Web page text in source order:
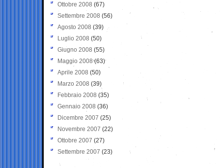
Ottobre 2008 (67)
Settembre 2008 (56)
Agosto 2008 (39)
Luglio 2008 (50)
Giugno 2008 (55)
Maggio 2008(63)
Aprile 2008 (50)
Marzo 2008 (39)
Febbraio 2008 (35)
Gennaio 2008 (36)
Dicembre 2007 (25)
Novembre 2007 (22)
Ottobre 2007 (27)
Settembre 2007 (23)